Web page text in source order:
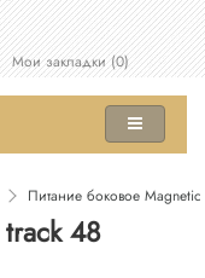
Мои закладки (0)
Питание боковое
48